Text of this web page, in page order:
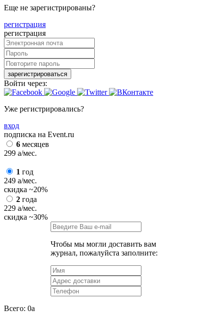
Еще не зарегистрированы?
регистрация
регистрация
зарегистрироваться
Войти через:
Уже регистрировались?
вход
подписка на Event.ru
6 месяцев
299 a/мес.
1 год
249 a/мес.
скидка ~20%
2 года
229 a/мес.
скидка ~30%
Чтобы мы могли доставить вам
журнал, пожалуйста заполните:
Всего: 0a